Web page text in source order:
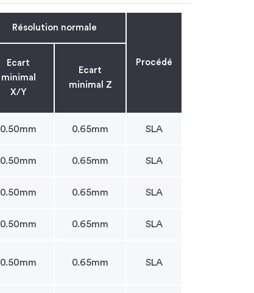
Résolution normale
Procédé
Ecart
minimal
X/Y
Ecart
minimal Z
0.50mm 0.65mm SLA
0.50mm 0.65mm SLA
0.50mm 0.65mm SLA
0.50mm 0.65mm SLA
0.50mm 0.65mm SLA